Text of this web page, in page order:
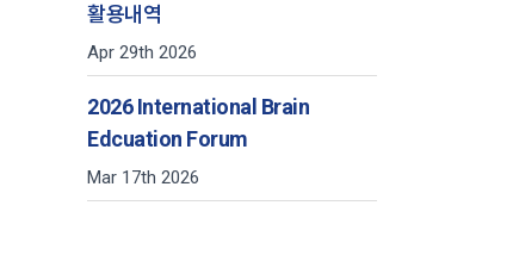
활용내역
Apr 29th 2026
2026 International Brain
Edcuation Forum
Mar 17th 2026